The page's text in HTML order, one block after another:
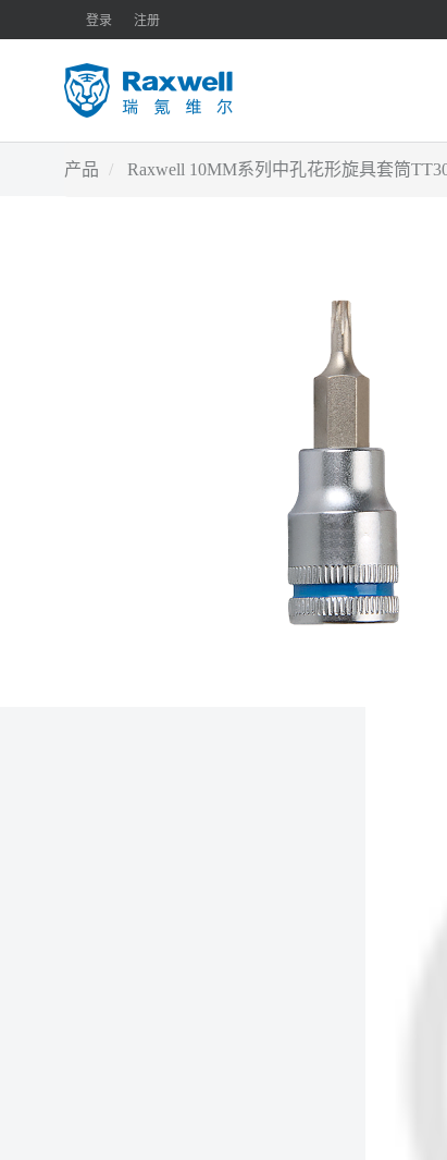
登录 注册
产品 Raxwell 10MM系列中孔花形旋具套筒